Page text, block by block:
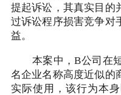
提起诉讼，其真实目的
过诉讼程序损害竞争对
益。
本案中，B公司在短
名企业名称高度近似的
实际使用，该行为本